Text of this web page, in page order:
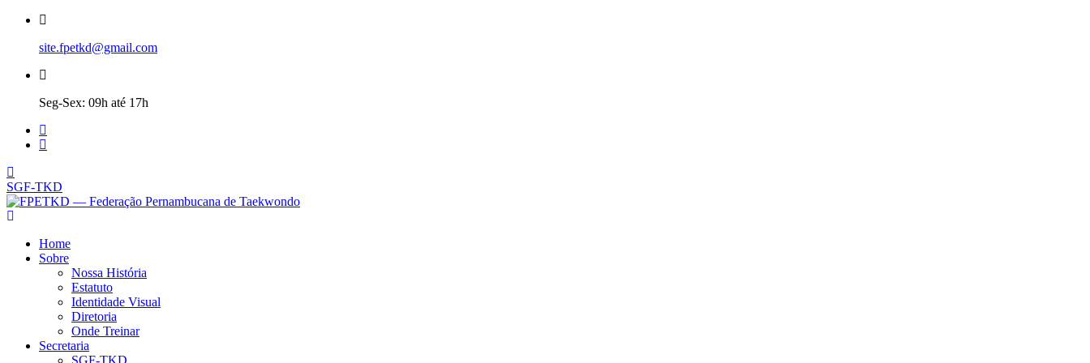
site.fpetkd@gmail.com
Seg-Sex: 09h até 17h
SGF-TKD
Home
Sobre
Nossa História
Estatuto
Identidade Visual
Diretoria
Onde Treinar
Secretaria
SGF-TKD